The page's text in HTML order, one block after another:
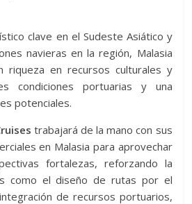
clave en el Sudeste Asiático y
navieras en la región, Malasia
riqueza en recursos culturales y
condiciones portuarias y una
potenciales.
trabajará de la mano con sus
en Malasia para aprovechar
fortalezas, reforzando la
como el diseño de rutas por el
de recursos portuarios,